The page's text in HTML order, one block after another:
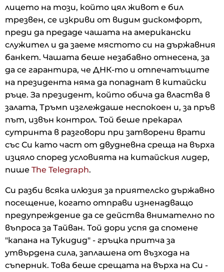
лицето на този, който цял живот е бил
трезвен, се изкриви от видим дискомфорт,
преди да предаде чашата на американски
служител и да заеме мястото си на държавния
банкет. Чашата беше незабавно отнесена, за
да се гарантира, че ДНК-то и отпечатъците
на президента няма да попаднат в китайски
ръце. За президент, който обича да властва в
залата, Тръмп изглеждаше неспокоен и, за пръв
път, извън контрол. Той беше прекарал
сутринта в разговори при затворени врати
със Си като част от двудневна среща на върха
изцяло според условията на китайския лидер,
пише The Telegraph.
Си разби всяка илюзия за приятелско държавно
посещение, когато отправи изненадващо
предупреждение да се действа внимателно по
въпроса за Тайван. Той дори успя да спомене
"капана на Тукидид" - гръцка притча за
утвърдена сила, заплашена от възхода на
съперник. Това беше срещата на върха на Си -